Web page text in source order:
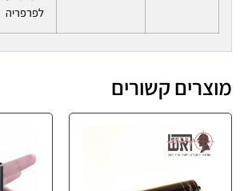
לפרפריה
מוצרים קשורים